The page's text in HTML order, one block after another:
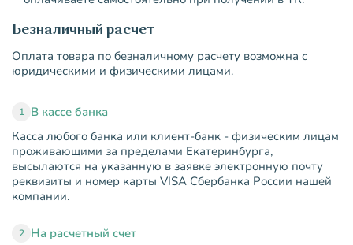
Безналичный расчет
Оплата товара по безналичному расчету возможна с
юридическими и физическими лицами.
1 В кассе банка
Касса любого банка или клиент-банк - физическим лицам
проживающими за пределами Екатеринбурга,
высылаются на указанную в заявке электронную почту
реквизиты и номер карты VISA Сбербанка России нашей
компании.
2 На расчетный счет